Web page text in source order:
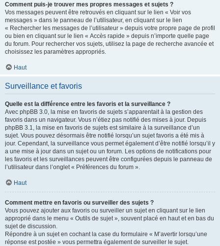
Comment puis-je trouver mes propres messages et sujets ?
Vos messages peuvent être retrouvés en cliquant sur le lien « Voir vos
messages » dans le panneau de l’utilisateur, en cliquant sur le lien
« Rechercher les messages de l’utilisateur » depuis votre propre page de profil
ou bien en cliquant sur le lien « Accès rapide » depuis n’importe quelle page
du forum. Pour rechercher vos sujets, utilisez la page de recherche avancée et
choisissez les paramètres appropriés.
Haut
Surveillance et favoris
Quelle est la différence entre les favoris et la surveillance ?
Avec phpBB 3.0, la mise en favoris de sujets s’apparentait à la gestion des
favoris dans un navigateur. Vous n’étiez pas notifié des mises à jour. Depuis
phpBB 3.1, la mise en favoris de sujets est similaire à la surveillance d’un
sujet. Vous pouvez désormais être notifié lorsqu’un sujet favoris a été mis à
jour. Cependant, la surveillance vous permet également d’être notifié lorsqu’il y
a une mise à jour dans un sujet ou un forum. Les options de notifications pour
les favoris et les surveillances peuvent être configurées depuis le panneau de
l’utilisateur dans l’onglet « Préférences du forum ».
Haut
Comment mettre en favoris ou surveiller des sujets ?
Vous pouvez ajouter aux favoris ou surveiller un sujet en cliquant sur le lien
approprié dans le menu « Outils de sujet », souvent placé en haut et en bas du
sujet de discussion.
Répondre à un sujet en cochant la case du formulaire « M’avertir lorsqu’une
réponse est postée » vous permettra également de surveiller le sujet.